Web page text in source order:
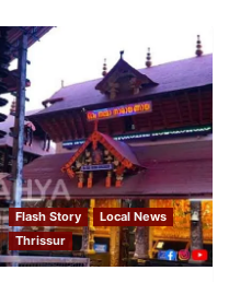
Flash Story
Local News
Thrissur